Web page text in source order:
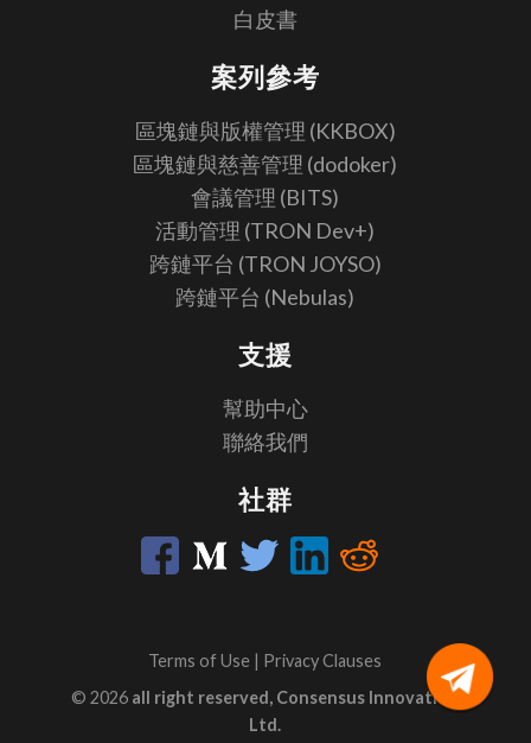
白皮書
案列參考
區塊鏈與版權管理 (KKBOX)
區塊鏈與慈善管理 (dodoker)
會議管理 (BITS)
活動管理 (TRON Dev+)
跨鏈平台 (TRON JOYSO)
跨鏈平台 (Nebulas)
支援
幫助中心
聯絡我們
社群
Terms of Use | Privacy Clauses
© 2026 all right reserved, Consensus Innovation
Ltd.